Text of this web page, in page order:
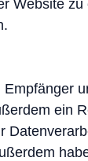
Website
ein